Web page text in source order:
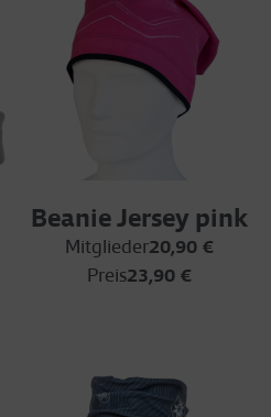
Beanie Jersey pink
Mitglieder20,90 €
Preis23,90 €